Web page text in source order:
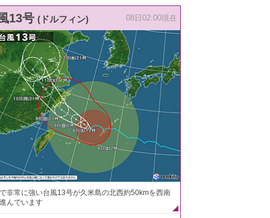
13号 (ドルフィン) 08日02:00現在
非常に強い台風13号が久米島の北西約50kmを西南
んでいます